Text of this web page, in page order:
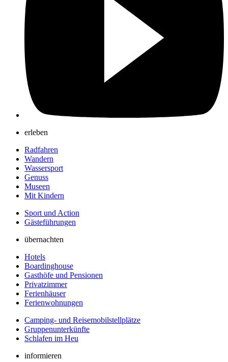
erleben
Radfahren
Wandern
Wassersport
Genuss
Museen
Mit Kindern
Sport und Action
Gästeführungen
übernachten
Hotels
Boardinghouse
Gasthöfe und Pensionen
Privatzimmer
Ferienhäuser
Ferienwohnungen
Camping- und Reisemobilstellplätze
Gruppenunterkünfte
Schlafen im Heu
informieren